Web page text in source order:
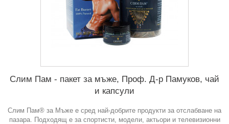
Слим Пам - пакет за мъже, Проф. Д-р Памуков, чай
и капсули
Слим Пам® за Мъже е сред най-добрите продукти за отслабване на
пазара. Подходящ е за спортисти, модели, актьори и телевизионни